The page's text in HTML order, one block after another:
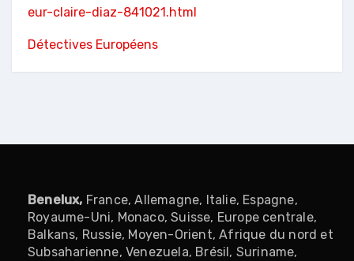
eur-claire-diaz-841021.html
Détectives Européens
Benelux, France, Allemagne, Italie, Espagne,
Royaume-Uni, Monaco, Suisse, Europe centrale,
Balkans, Russie, Moyen-Orient, Afrique du nord et
Subsaharienne, Venezuela, Brésil, Suriname,